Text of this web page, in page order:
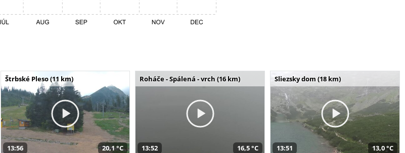
Štrbské Pleso (11 km)
13:56 20,1 °C
Roháče - Spálená - vrch (16 km)
13:52 16,5 °C
Sliezsky dom (18 km)
13:51 13,0 °C